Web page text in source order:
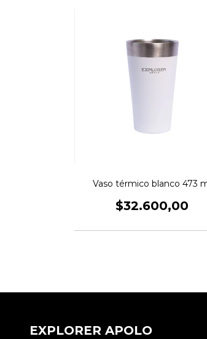
Vaso térmico blanco 473
$32.600,00
EXPLORER APOLO